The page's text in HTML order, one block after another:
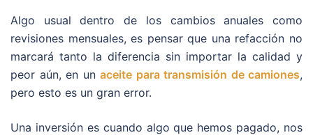
Algo usual dentro de los cambios anuales como
revisiones mensuales, es pensar que una refacción no
marcará tanto la diferencia sin importar la calidad y
peor aún, en un aceite para transmisión de camiones,
pero esto es un gran error.
Una inversión es cuando algo que hemos pagado, nos